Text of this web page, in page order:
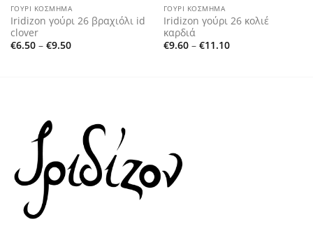
ΓΟΎΡΙ ΚΌΣΜΗΜΑ
Iridizon γούρι 26 βραχιόλι id
clover
€6.50 – €9.50Price
ΓΟΎΡΙ ΚΌΣΜΗΜΑ
Iridizon γούρι 26 κολιέ
καρδιά
€9.60 – €11.10Price